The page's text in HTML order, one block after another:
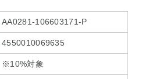
AA0281-106603171-P
4550010069635
※10%対象